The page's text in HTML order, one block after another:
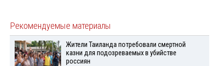
Рекомендуемые материалы
Жители Таиланда потребовали смертной
казни для подозреваемых в убийстве
россиян